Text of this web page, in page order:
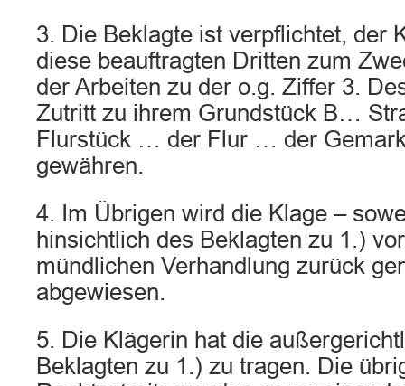
3. Die Beklagte ist verpflichtet, der
diese beauftragten Dritten zum
der Arbeiten zu der o.g. Ziffer 3.
Zutritt zu ihrem Grundstück B…
Flurstück … der Flur … der
gewähren.
4. Im Übrigen wird die Klage –
hinsichtlich des Beklagten zu 1.)
mündlichen Verhandlung zurück
abgewiesen.
5. Die Klägerin hat die
Beklagten zu 1.) zu tragen. Die